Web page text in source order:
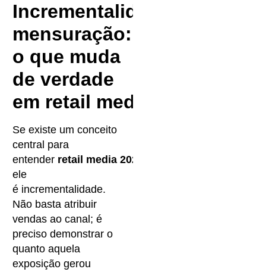
Incrementalidade e
mensuração:
o que muda
de verdade
em retail media 2026
Se existe um conceito
central para
entender retail media 2026
ele
é incrementalidade.
Não basta atribuir
vendas ao canal; é
preciso demonstrar o
quanto aquela
exposição gerou